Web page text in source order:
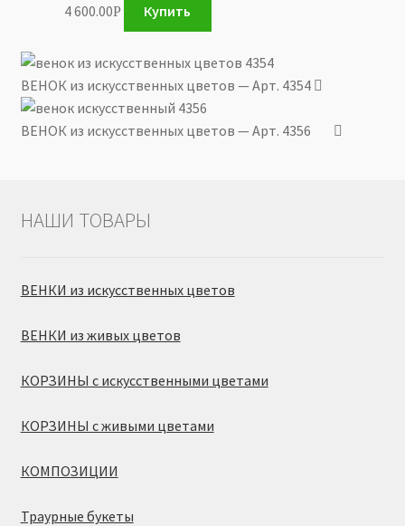
4 600.00Р Купить
ВЕНОК из искусственных цветов — Арт. 4354
ВЕНОК из искусственных цветов — Арт. 4356
НАШИ ТОВАРЫ
ВЕНКИ из искусственных цветов
ВЕНКИ из живых цветов
КОРЗИНЫ с искусственными цветами
КОРЗИНЫ с живыми цветами
КОМПОЗИЦИИ
Траурные букеты